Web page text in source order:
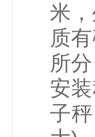
米
质
所
安
子